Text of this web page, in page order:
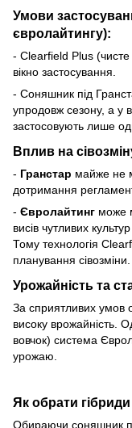
Умови
євролайтингу):
- Clearfield Plus
вікно застосування.
- Соняшник під
упродовж сезону, а у
застосовують лише
Вплив на
- Гранстар майже не
дотримання
- Євролайтинг може
висів чутливих
Тому технологія
планування сівозміни.
Урожайність та
За сприятливих умов
високу врожайність.
вовчок) система
урожаю.
Як обрати
Обираючи соняшник